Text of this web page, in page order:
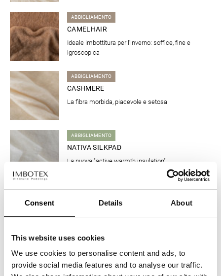
Consent Details About
This website uses cookies
We use cookies to personalise content and ads, to
provide social media features and to analyse our traffic.
ABBIGLIAMENTO
CAMELHAIR
Ideale imbottitura per l'inverno: soffice, fine e
igroscopica
ABBIGLIAMENTO
CASHMERE
La fibra morbida, piacevole e setosa
ABBIGLIAMENTO
NATIVA SILKPAD
La nuova "active warmth insulation"
LE JEAN RECYCLÉ - DENIM PAD
BEDDING
GRAPHENE